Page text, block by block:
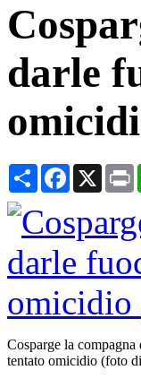
darle
CondividiFacebook
X
Cosparge la
tentato omicidio (foto